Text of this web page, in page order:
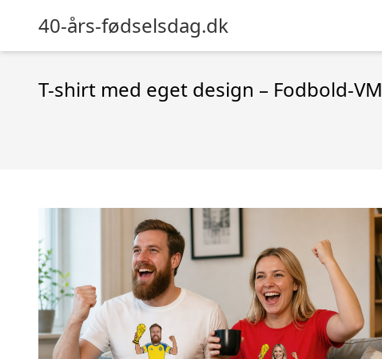
40-års-fødselsdag.dk
T-shirt med eget design – Fodbold-VM